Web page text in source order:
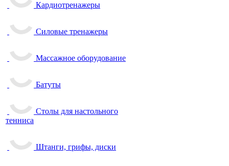
Кардиотренажеры
Силовые тренажеры
Массажное оборудование
Батуты
Столы для настольного
тенниса
Штанги, грифы, диски